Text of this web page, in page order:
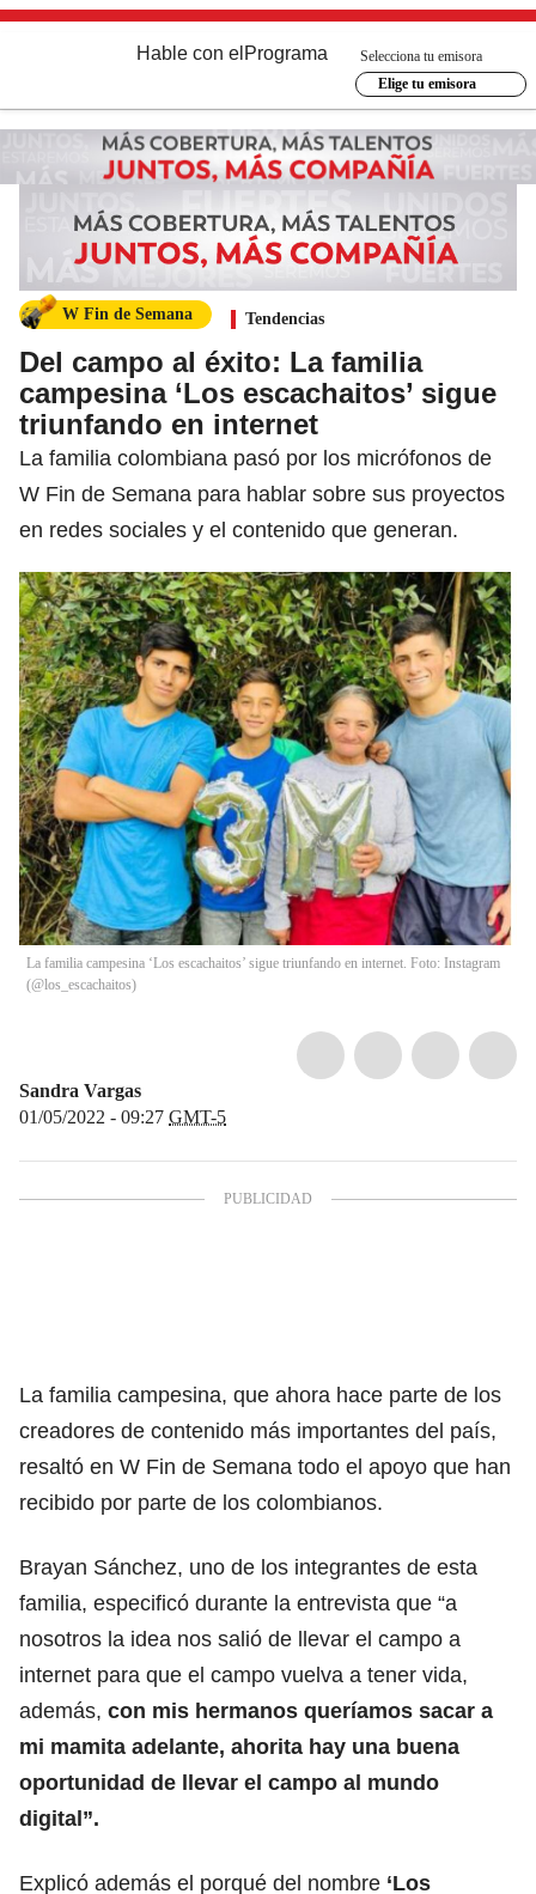
Hable con el Programa
Selecciona tu emisora
Elige tu emisora
W Fin de Semana Tendencias
Del campo al éxito: La familia
campesina ‘Los escachaitos’ sigue
triunfando en internet
La familia colombiana pasó por los micrófonos de
W Fin de Semana para hablar sobre sus proyectos
en redes sociales y el contenido que generan.
La familia campesina ‘Los escachaitos’ sigue triunfando en internet. Foto: Instagram
(@los_escachaitos)
Sandra Vargas
01/05/2022 - 09:27 GMT-5
La familia campesina, que ahora hace parte de los
creadores de contenido más importantes del país,
resaltó en W Fin de Semana todo el apoyo que han
recibido por parte de los colombianos.
Brayan Sánchez, uno de los integrantes de esta
familia, especificó durante la entrevista que “a
nosotros la idea nos salió de llevar el campo a
internet para que el campo vuelva a tener vida,
además, con mis hermanos queríamos sacar a
mi mamita adelante, ahorita hay una buena
oportunidad de llevar el campo al mundo
digital”.
Explicó además el porqué del nombre ‘Los